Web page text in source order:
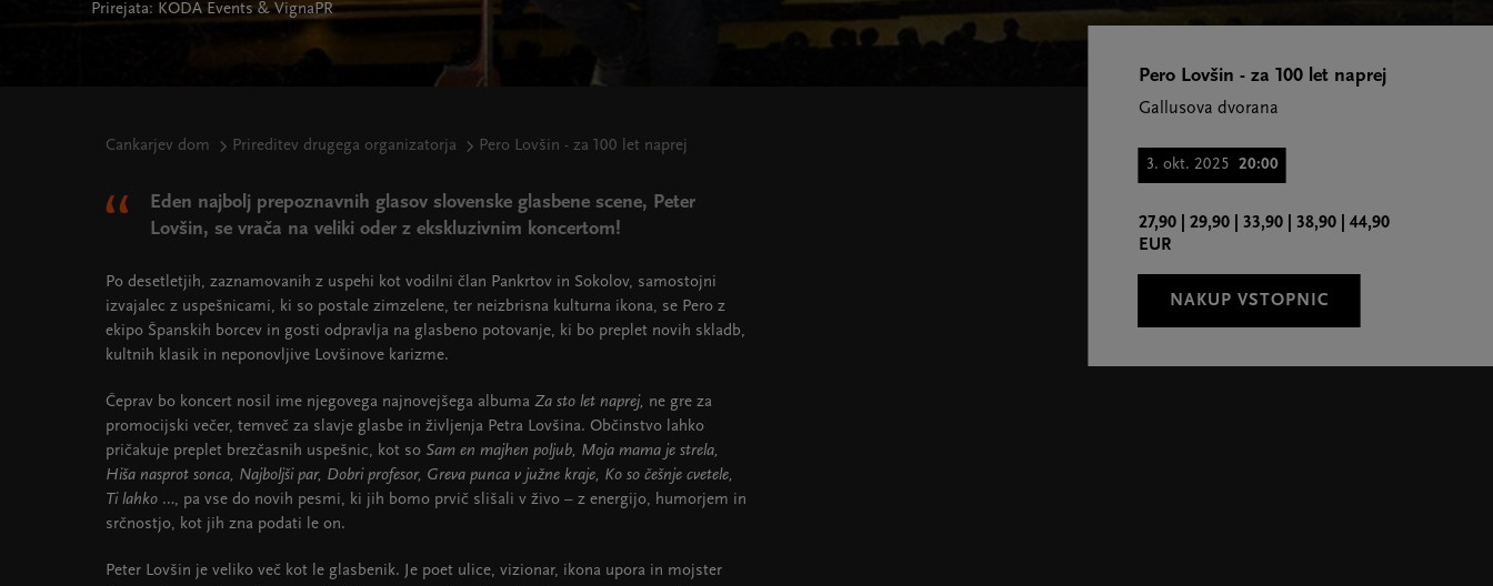
Prirejata: KODA Events & VignaPR
Cankarjev dom Prireditev drugega organizatorja Pero Lovšin - za 100 let naprej
Eden najbolj prepoznavnih glasov slovenske glasbene scene, Peter
Lovšin, se vrača na veliki oder z ekskluzivnim koncertom!
Po desetletjih, zaznamovanih z uspehi kot vodilni član Pankrtov in Sokolov, samostojni
izvajalec z uspešnicami, ki so postale zimzelene, ter neizbrisna kulturna ikona, se Pero z
ekipo Španskih borcev in gosti odpravlja na glasbeno potovanje, ki bo preplet novih skladb,
kultnih klasik in neponovljive Lovšinove karizme.
Čeprav bo koncert nosil ime njegovega najnovejšega albuma Za sto let naprej, ne gre za
promocijski večer, temveč za slavje glasbe in življenja Petra Lovšina. Občinstvo lahko
pričakuje preplet brezčasnih uspešnic, kot so Sam en majhen poljub, Moja mama je strela,
Hiša nasprot sonca, Najboljši par, Dobri profesor, Greva punca v južne kraje, Ko so češnje cvetele,
Ti lahko …, pa vse do novih pesmi, ki jih bomo prvič slišali v živo – z energijo, humorjem in
srčnostjo, kot jih zna podati le on.
Peter Lovšin je veliko več kot le glasbenik. Je poet ulice, vizionar, ikona upora in mojster
Pero Lovšin - za 100 let naprej
Gallusova dvorana
3. okt. 2025 20:00
27,90 | 29,90 | 33,90 | 38,90 | 44,90
EUR
NAKUP VSTOPNIC